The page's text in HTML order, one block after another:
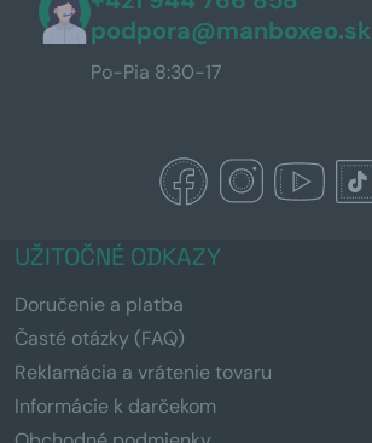
podpora@manboxeo.sk
Po-Pia 8:30-17
UŽITOČNÉ ODKAZY
Doručenie a platba
Časté otázky (FAQ)
Reklamácia a vrátenie tovaru
Informácie k darčekom